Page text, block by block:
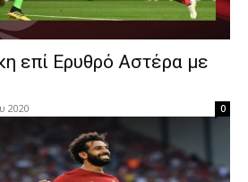
επί Ερυθρό Αστέρα με
2020 0